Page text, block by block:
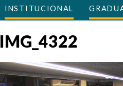
INSTITUCIONAL
IMG_4322